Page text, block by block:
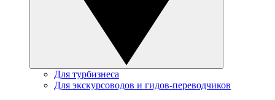
Для турбизнеса
Для экскурсоводов и гидов-переводчиков